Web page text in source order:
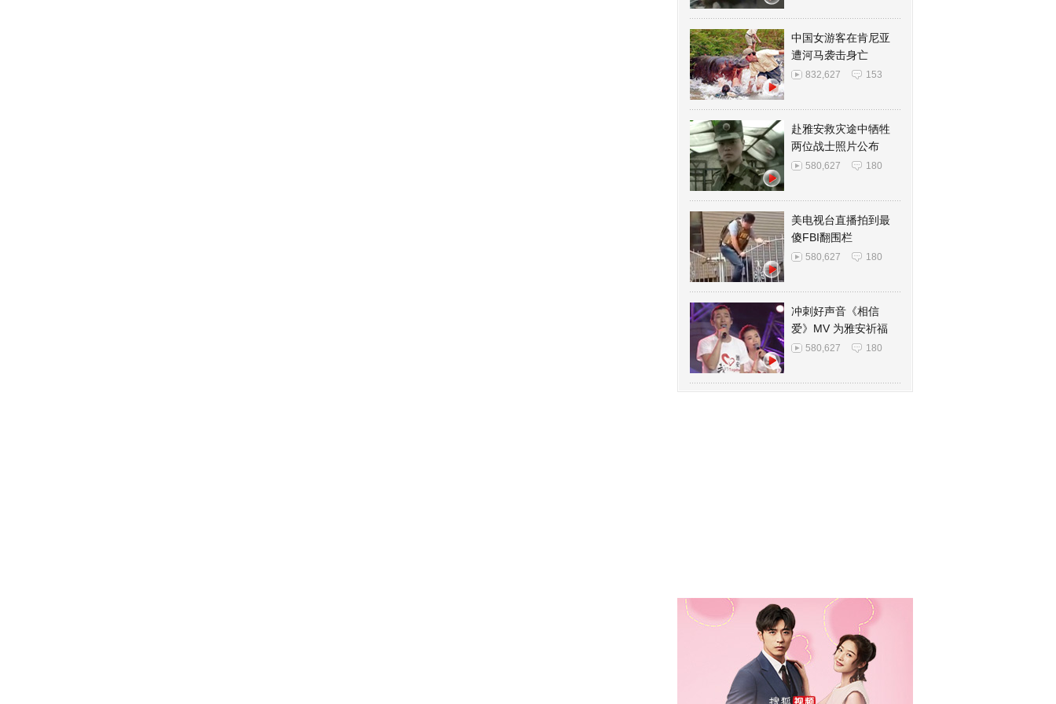
中国女游客在肯尼亚
遭河马袭击身亡
832,627 153
赴雅安救灾途中牺牲
两位战士照片公布
580,627 180
美电视台直播拍到最
傻FBI翻围栏
580,627 180
冲刺好声音《相信
爱》MV 为雅安祈福
580,627 180